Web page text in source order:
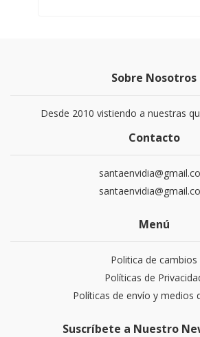
Sobre Nosotros
Desde 2010 vistiendo a nuestras
Contacto
Menú
Politica de cambios
Políticas de
Políticas de envío y medios
Suscríbete a Nuestro